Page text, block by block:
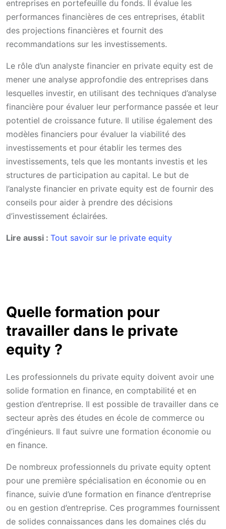
entreprises en portefeuille du fonds. Il évalue les
performances financières de ces entreprises, établit
des projections financières et fournit des
recommandations sur les investissements.
Le rôle d’un analyste financier en private equity est de
mener une analyse approfondie des entreprises dans
lesquelles investir, en utilisant des techniques d’analyse
financière pour évaluer leur performance passée et leur
potentiel de croissance future. Il utilise également des
modèles financiers pour évaluer la viabilité des
investissements et pour établir les termes des
investissements, tels que les montants investis et les
structures de participation au capital. Le but de
l’analyste financier en private equity est de fournir des
conseils pour aider à prendre des décisions
d’investissement éclairées.
Lire aussi : Tout savoir sur le private equity
Quelle formation pour
travailler dans le private
equity ?
Les professionnels du private equity doivent avoir une
solide formation en finance, en comptabilité et en
gestion d’entreprise. Il est possible de travailler dans ce
secteur après des études en école de commerce ou
d’ingénieurs. Il faut suivre une formation économie ou
en finance.
De nombreux professionnels du private equity optent
pour une première spécialisation en économie ou en
finance, suivie d’une formation en finance d’entreprise
ou en gestion d’entreprise. Ces programmes fournissent
de solides connaissances dans les domaines clés du